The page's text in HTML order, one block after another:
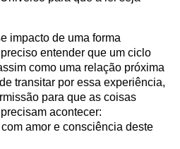
impacto de uma forma
entender que um ciclo
como uma relação próxima
transitar por essa experiência,
para que as coisas
acontecer:
amor e consciência deste